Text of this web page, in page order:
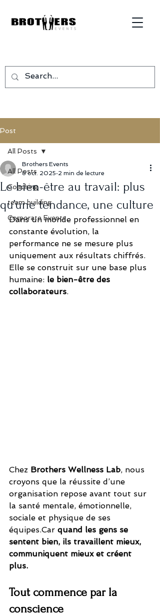
Post
All Posts
Coaching
team building
Corporate Events
All Posts
Le bien-être au travail: plus
qu’une tendance, une culture
Brothers Events
8 oct. 2025 2 min de lecture
Dans un monde professionnel en
constante évolution, la
performance ne se mesure plus
uniquement aux résultats chiffrés.
Elle se construit sur une base plus
humaine: le bien-être des
collaborateurs.
Chez Brothers Wellness Lab, nous
croyons que la réussite d’une
organisation repose avant tout sur
la santé mentale, émotionnelle,
sociale et physique de ses
équipes.Car quand les gens se
sentent bien, ils travaillent mieux,
communiquent mieux et créent
plus.
Tout commence par la
conscience